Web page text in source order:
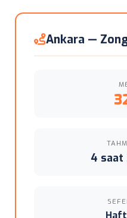
Ankara —
4 saat